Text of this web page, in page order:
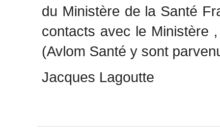
du Ministère de la Santé
contacts avec le Ministère
(Avlom Santé y sont
Jacques Lagoutte